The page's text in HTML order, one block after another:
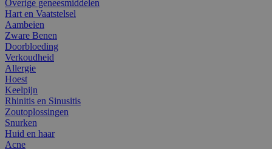
Overige geneesmiddelen
Hart en Vaatstelsel
Aambeien
Zware Benen
Doorbloeding
Verkoudheid
Allergie
Hoest
Keelpijn
Rhinitis en Sinusitis
Zoutoplossingen
Snurken
Huid en haar
Acne